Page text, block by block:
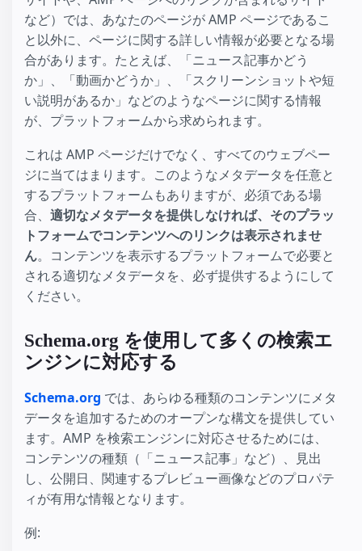
など）では、あなたのページが AMP ページであるこ
と以外に、ページに関する詳しい情報が必要となる場
合があります。たとえば、「ニュース記事かどう
か」、「動画かどうか」、「スクリーンショットや短
い説明があるか」などのようなページに関する情報
が、プラットフォームから求められます。
これは AMP ページだけでなく、すべてのウェブペー
ジに当てはまります。このようなメタデータを任意と
するプラットフォームもありますが、必須である場
合、 適切なメタデータを提供しなければ、そのプラッ
トフォームでコンテンツへのリンクは表示されませ
ん。コンテンツを表示するプラットフォームで必要と
される適切なメタデータを、必ず提供するようにして
ください。
Schema.org を使用して多くの検索エ
ンジンに対応する
Schema.org では、あらゆる種類のコンテンツにメタ
データを追加するためのオープンな構文を提供してい
ます。AMP を検索エンジンに対応させるためには、
コンテンツの種類（「ニュース記事」など）、見出
し、公開日、関連するプレビュー画像などのプロパテ
ィが有用な情報となります。
例: